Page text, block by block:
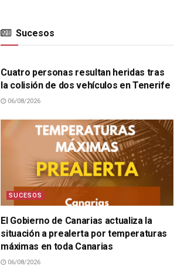
Sucesos
SUCESOS
Cuatro personas resultan heridas tras
la colisión de dos vehículos en Tenerife
06/08/2026
SUCESOS
El Gobierno de Canarias actualiza la
situación a prealerta por temperaturas
máximas en toda Canarias
06/08/2026